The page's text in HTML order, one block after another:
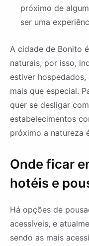
próximo de
ser uma
A cidade de Bonito
naturais, por isso,
estiver
mais que especial.
quer se desligar
estabelecimentos
próximo a natureza
Onde ficar
hotéis e
Há opções de
acessíveis, e
sendo as mais